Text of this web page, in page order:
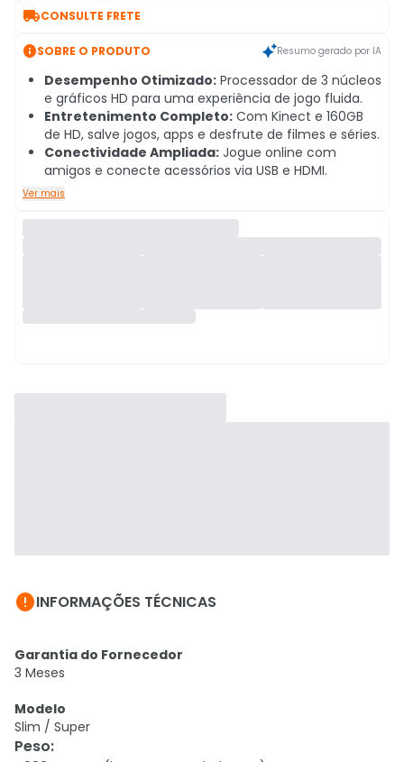
CONSULTE FRETE
SOBRE O PRODUTO Resumo gerado por IA
Desempenho Otimizado: Processador de 3 núcleos
e gráficos HD para uma experiência de jogo fluida.
Entretenimento Completo: Com Kinect e 160GB
de HD, salve jogos, apps e desfrute de filmes e séries.
Conectividade Ampliada: Jogue online com
amigos e conecte acessórios via USB e HDMI.
Ver mais
INFORMAÇÕES TÉCNICAS
Garantia do Fornecedor
3 Meses
Modelo
Slim / Super
Peso: